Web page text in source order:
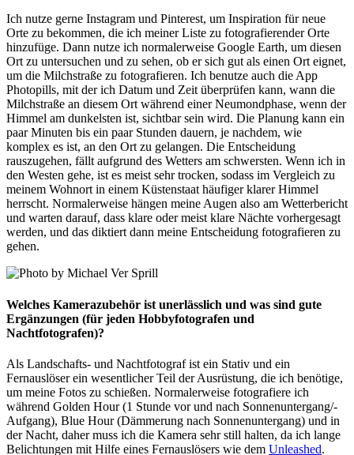
Ich nutze gerne Instagram und Pinterest, um Inspiration für neue
Orte zu bekommen, die ich meiner Liste zu fotografierender Orte
hinzufüge. Dann nutze ich normalerweise Google Earth, um diesen
Ort zu untersuchen und zu sehen, ob er sich gut als einen Ort eignet,
um die Milchstraße zu fotografieren. Ich benutze auch die App
Photopills, mit der ich Datum und Zeit überprüfen kann, wann die
Milchstraße an diesem Ort während einer Neumondphase, wenn der
Himmel am dunkelsten ist, sichtbar sein wird. Die Planung kann ein
paar Minuten bis ein paar Stunden dauern, je nachdem, wie
komplex es ist, an den Ort zu gelangen. Die Entscheidung
rauszugehen, fällt aufgrund des Wetters am schwersten. Wenn ich in
den Westen gehe, ist es meist sehr trocken, sodass im Vergleich zu
meinem Wohnort in einem Küstenstaat häufiger klarer Himmel
herrscht. Normalerweise hängen meine Augen also am Wetterbericht
und warten darauf, dass klare oder meist klare Nächte vorhergesagt
werden, und das diktiert dann meine Entscheidung fotografieren zu
gehen.
Welches Kamerazubehör ist unerlässlich und was sind gute
Ergänzungen (für jeden Hobbyfotografen und
Nachtfotografen)?
Als Landschafts- und Nachtfotograf ist ein Stativ und ein
Fernauslöser ein wesentlicher Teil der Ausrüstung, die ich benötige,
um meine Fotos zu schießen. Normalerweise fotografiere ich
während Golden Hour (1 Stunde vor und nach Sonnenuntergang/-
Aufgang), Blue Hour (Dämmerung nach Sonnenuntergang) und in
der Nacht, daher muss ich die Kamera sehr still halten, da ich lange
Belichtungen mit Hilfe eines Fernauslösers wie dem Unleashed.